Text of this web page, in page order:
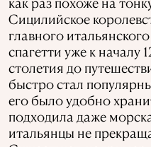
Сицилийское
главного
спагетти уже к началу
столетия до
быстро стал
его было удобно
подходила даже
итальянцы не